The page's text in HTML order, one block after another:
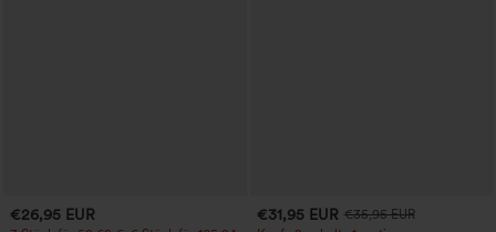
€26,95 EUR €31,95 EUR €35,95 EUR